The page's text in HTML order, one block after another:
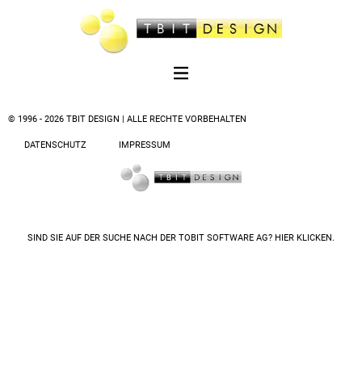
© 1996 - 2026 TBIT DESIGN | ALLE RECHTE VORBEHALTEN
DATENSCHUTZ IMPRESSUM
SIND SIE AUF DER SUCHE NACH DER TOBIT SOFTWARE AG? HIER KLICKEN.